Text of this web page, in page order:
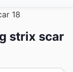
18
strix scar